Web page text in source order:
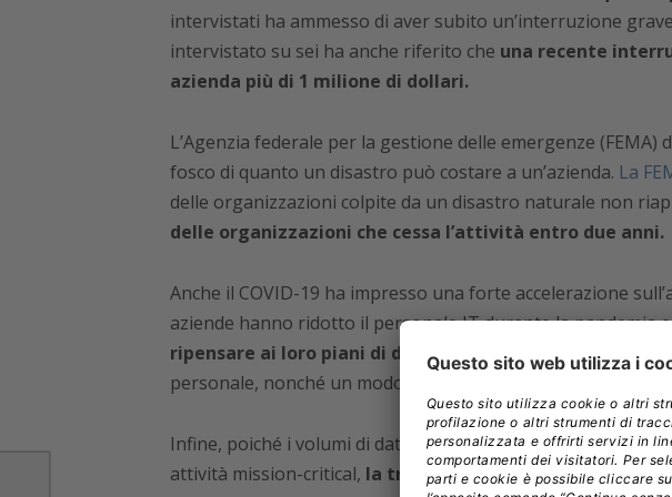
intervistati ha ammesso di aver subito un’interruzione
intervistato su sei ha anche riferito che una recente
azienda più di 1 milione di dollari.
L’Agenzia federale per la gestione delle emergenze
fosco di quanto un disastro può costare a un’azienda. La
delle organizzazioni colpite da un disastro naturale non
delle organizzazioni che cessa l’attività entro due anni.
Anche il COVID-19 ha impresso una forte accelerazione
aziende hanno ridotto il personale IT durante la pandemia
ripensare ai loro piani di disaster recovery
. DRaaS offre
personale, nonché un modo per spostare il DR da una spesa
Infine, poiché i volumi di dati aumentano e le aziende
attività mission-critical, la tradizionale best practice di